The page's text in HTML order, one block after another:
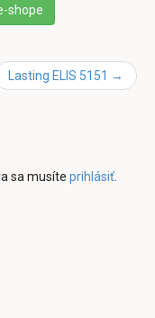
shope
Lasting ELIS 5151 →
sa musíte prihlásiť